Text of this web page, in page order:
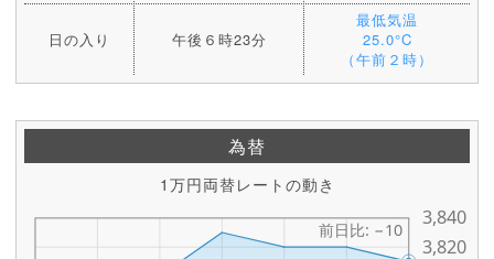
日の入り 午後６時23分
最低気温
25.0°C
（午前２時）
為替
1万円両替レートの動き